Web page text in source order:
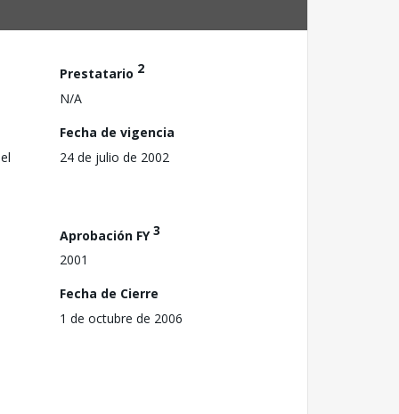
Prestatario 2
N/A
Fecha de vigencia
24 de julio de 2002
Aprobación FY3
2001
Fecha de Cierre
1 de octubre de 2006